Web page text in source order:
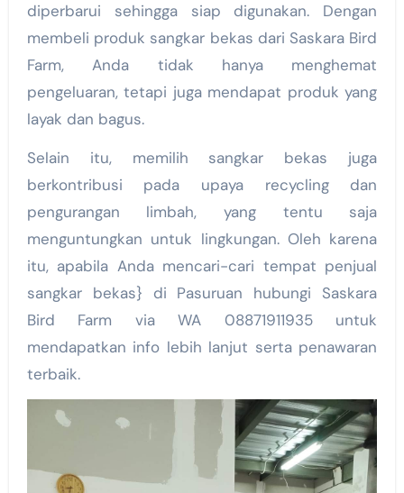
diperbarui sehingga siap digunakan. Dengan
membeli produk sangkar bekas dari Saskara Bird
Farm, Anda tidak hanya menghemat
pengeluaran, tetapi juga mendapat produk yang
layak dan bagus.
Selain itu, memilih sangkar bekas juga
berkontribusi pada upaya recycling dan
pengurangan limbah, yang tentu saja
menguntungkan untuk lingkungan. Oleh karena
itu, apabila Anda mencari-cari tempat penjual
sangkar bekas} di Pasuruan hubungi Saskara
Bird Farm via WA 08871911935 untuk
mendapatkan info lebih lanjut serta penawaran
terbaik.